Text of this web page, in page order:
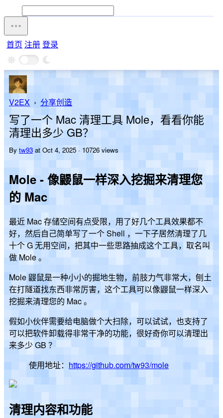
首页 注册登录
V2EX › 分享创造
写了一个 Mac 清理工具 Mole，看看你能
清理出多少 GB？
By tw93 at Oct 4, 2025 · 10726 views
Mole - 像鼹鼠一样深入挖掘来清理您
的 Mac
最近 Mac 存储空间有点受限，用了好几个工具效果都不
好，然后自己简单写了一个 Shell ，一下子居然清理了几
十个 G 无用空间，把其中一些思路抽成这个工具，取名叫
做 Mole 。
Mole 鼹鼠是一种小小的掘地生物，前肢力气非常大，刨土
在打隧道找东西非常厉害，这个工具可以像鼹鼠一样深入
挖掘来清理您的 Mac 。
假如小伙伴需要给电脑做个大扫除，可以试试，也支持了
可以把软件卸载得非常干净的功能，很好奇你可以清理出
来多少 GB ？
使用地址： https://github.com/tw93/mole
清理内容和功能